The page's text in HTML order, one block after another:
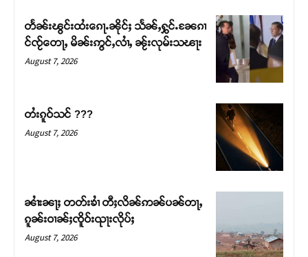
တႃႇႁႂ်ႈသဵင်ၵၢင်ၸႂ်ၵူၼ်းမိူင်း ၵူႈတီႈၵူႈလႅၼ်ပေႃးတေၸွ
တ်ႇ တူဝ်ႈလုမ်ႈၾႃႉၼၼ်ႉ ၶဝ်ႈႁူမ်ႈၵမ်ႉထႅမ် ၸုမ်းၶၢ
ဝ်ႇၽူႈတွႆႇႁွၵ်ႈ လႆႈယူႇၶႃႈဢေႃႈ။
တႅၼ်းၽွင်းထႆးၵေႃႉၼိုင်ႈ သႅၼ်ႇႁွင်ႉၼႄၵၢ
င်ၸႂ်တေႃႇ မိၼ်းဢွင်ႇလၢႆႇ ၼႂ်းလုမ်းသၽႃး
August 7, 2026
တႆးၵူဝ်သင် ???
August 7, 2026
ၼၢႆးၼႃႈ တတ်းၶၢႆ တီႈလိၼ်ဢၼ်ပၼ်တႃႇ
ၵူၼ်းဝၢၼ်ႈၸိူဝ်းၺႃးလိုပ်ႈ
August 7, 2026